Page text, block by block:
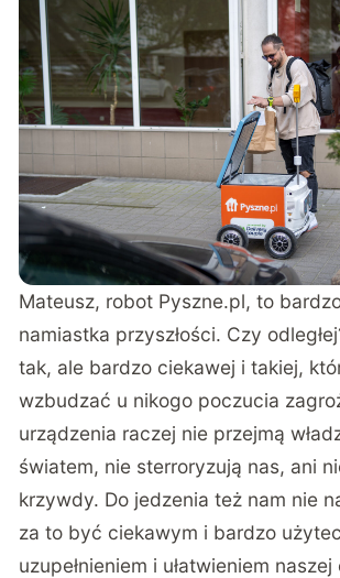
Mateusz, robot Pyszne.pl, to
namiastka przyszłości. Czy
tak, ale bardzo ciekawej i takiej,
wzbudzać u nikogo poczucia
urządzenia raczej nie przejmą
światem, nie sterroryzują nas, ani
krzywdy. Do jedzenia też nam nie
za to być ciekawym i bardzo
uzupełnieniem i ułatwieniem